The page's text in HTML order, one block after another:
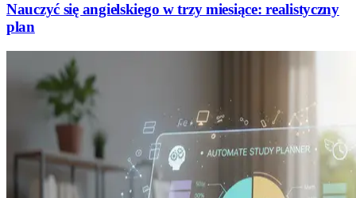
Nauczyć się angielskiego w trzy miesiące: realistyczny
plan